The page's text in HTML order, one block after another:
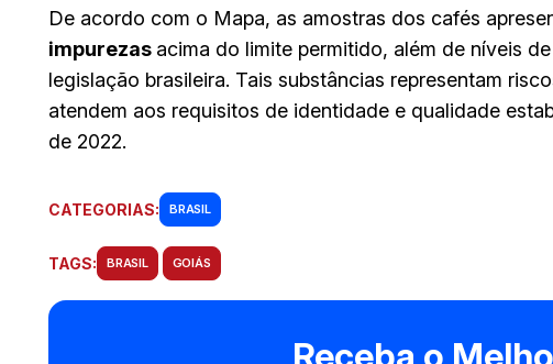
De acordo com o Mapa, as amostras dos cafés
impurezas acima do limite permitido, além de níveis de
legislação brasileira. Tais substâncias representam
atendem aos requisitos de identidade e qualidade
de 2022.
CATEGORIAS: BRASIL
TAGS: BRASIL GOIÁS